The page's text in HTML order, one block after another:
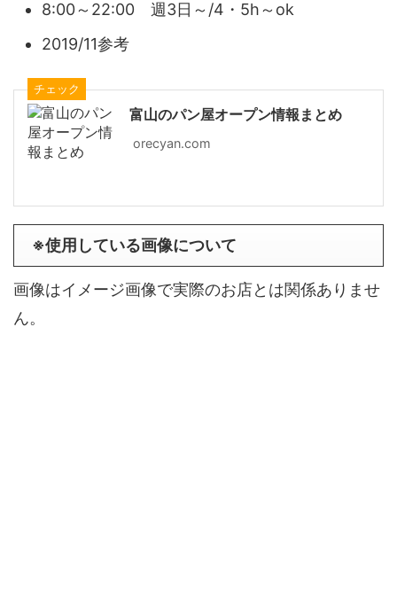
8:00～22:00 週3日～/4・5h～ok
2019/11参考
チェック
富山のパン屋オープン情報まとめ
orecyan.com
※使用している画像について
画像はイメージ画像で実際のお店とは関係ありませ
ん。